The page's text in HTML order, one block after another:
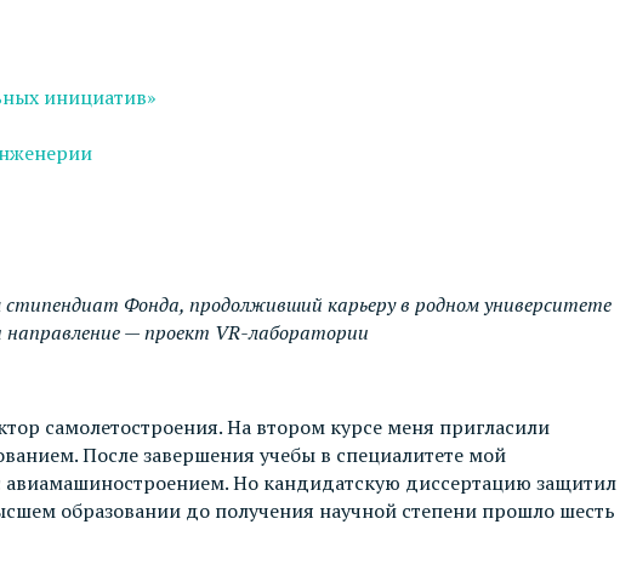
инициатив»
Фонда, продолживший карьеру в родном университете
направление — проект VR-лаборатории
самолетостроения. На втором курсе меня пригласили
После завершения учебы в специалитете мой
авиамашиностроением. Но кандидатскую диссертацию защитил
образовании до получения научной степени прошло шесть